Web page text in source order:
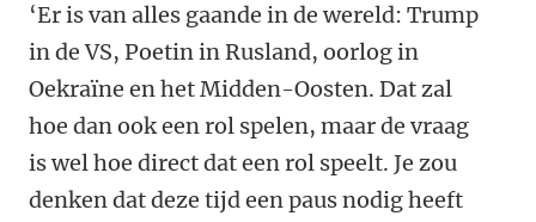
‘Er is van alles gaande in de wereld: Trump
in de VS, Poetin in Rusland, oorlog in
Oekraïne en het Midden-Oosten. Dat zal
hoe dan ook een rol spelen, maar de vraag
is wel hoe direct dat een rol speelt. Je zou
denken dat deze tijd een paus nodig heeft